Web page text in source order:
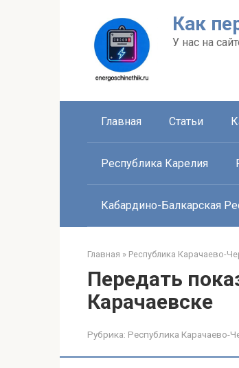
Как
У нас на
Главная Статьи
Республика Карелия
Кабардино-Балкарская
Главная » Республика Карачаево-
Передать
Карачаевске
Рубрика: Республика Карачаево-